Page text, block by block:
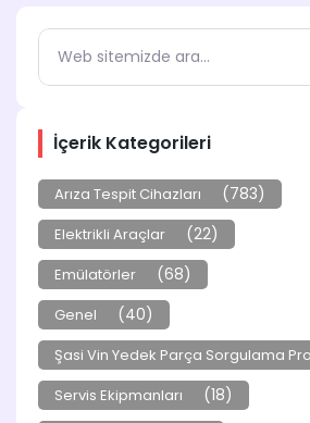
İçerik Kategorileri
Arıza Tespit Cihazları (783)
Elektrikli Araçlar (22)
Emülatörler (68)
Genel (40)
Şasi Vin Yedek Parça Sorgulama
Servis Ekipmanları (18)